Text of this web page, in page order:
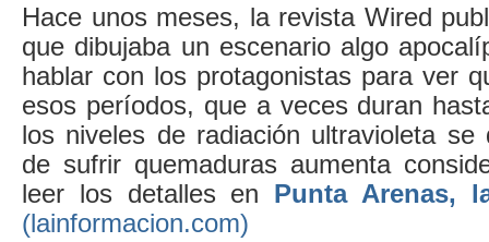
Hace unos meses, la revista Wired
que dibujaba un escenario algo
hablar con los protagonistas para ver
esos períodos, que a veces duran
los niveles de radiación ultravioleta
de sufrir quemaduras aumenta
leer los detalles en Punta Arenas,
(lainformacion.com)